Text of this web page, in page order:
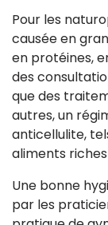
Pour les
causée en
en protéines,
des
que des
autres, un
anticellulite,
aliments
Une bonne
par les